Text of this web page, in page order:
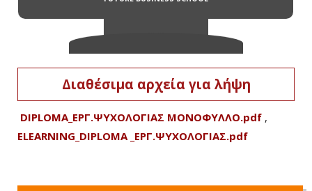
Διαθέσιμα αρχεία για λήψη
DIPLOMA_ΕΡΓ.ΨΥΧΟΛΟΓΙΑΣ ΜΟΝΟΦΥΛΛΟ.pdf ,
ELEARNING_DIPLOMA _ΕΡΓ.ΨΥΧΟΛΟΓΙΑΣ.pdf